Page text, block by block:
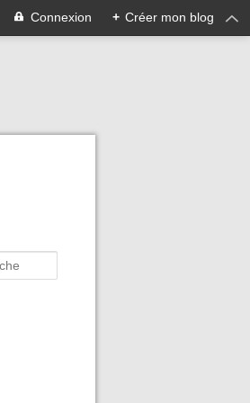
Connexion + Créer mon blog